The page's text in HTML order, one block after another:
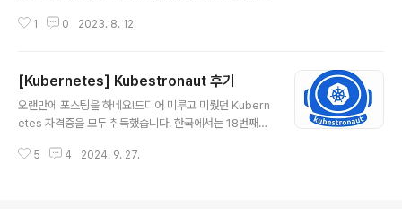
pport through your subscription. access.redhat.
Kubernetes 기반의 Redhat에서 만든 서비스이다. kub
ernetes에 추가적으로 monitoring, logging, CI/CD,
Service Mesh 등의 운영에 필요하거나 편리한 tool들
1 0 2023. 8. 12.
[Kubernetes] Kubestronaut 후기
오랜만에 포스팅을 하네요!드디어 미루고 미뤘던 Kubern
etes 자격증을 모두 취득했습니다. 한국에서는 18번째일
power your Kubernetes skills. The Kubestronau
5 4 2024. 9. 27.